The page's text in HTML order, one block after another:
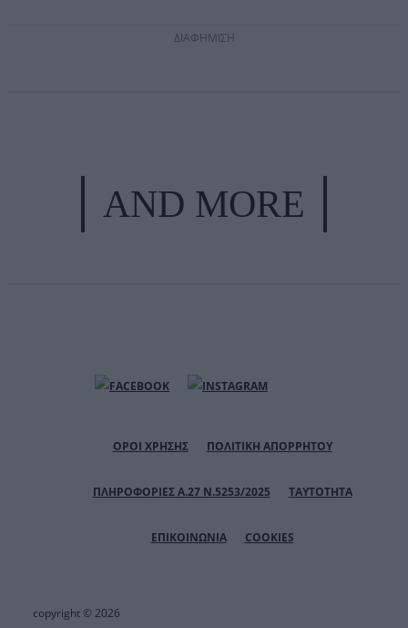
ΔΙΑΦΗΜΙΣΗ
AND MORE
ΟΡΟΙ ΧΡΗΣΗΣ ΠΟΛΙΤΙΚΗ ΑΠΟΡΡΗΤΟΥ
ΠΛΗΡΟΦΟΡΙΕΣ Α.27 Ν.5253/2025 ΤΑΥΤΟΤΗΤΑ
ΕΠΙΚΟΙΝΩΝΙΑ COOKIES
copyright © 2026